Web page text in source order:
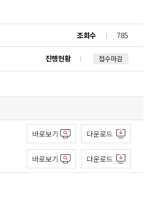
조회수 785
진행현황 접수마감
바로보기 다운로드
바로보기 다운로드